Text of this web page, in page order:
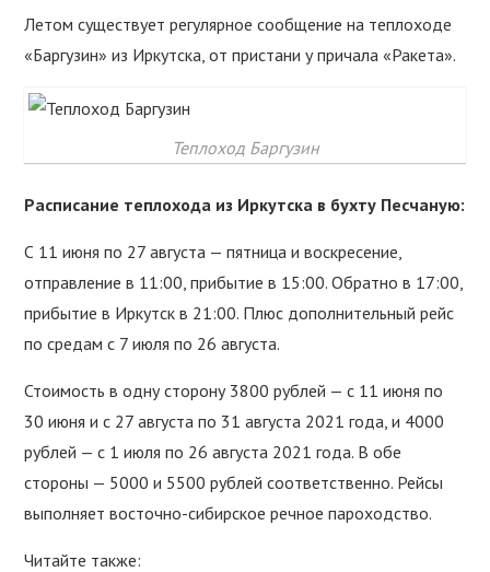
Летом существует регулярное сообщение на теплоходе
«Баргузин» из Иркутска, от пристани у причала «Ракета».
Теплоход Баргузин
Расписание теплохода из Иркутска в бухту Песчаную:
С 11 июня по 27 августа — пятница и воскресение,
отправление в 11:00, прибытие в 15:00. Обратно в 17:00,
прибытие в Иркутск в 21:00. Плюс дополнительный рейс
по средам с 7 июля по 26 августа.
Стоимость в одну сторону 3800 рублей — с 11 июня по
30 июня и с 27 августа по 31 августа 2021 года, и 4000
рублей — с 1 июля по 26 августа 2021 года. В обе
стороны — 5000 и 5500 рублей соответственно. Рейсы
выполняет восточно-сибирское речное пароходство.
Читайте также: